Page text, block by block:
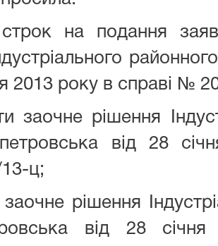
на подання
2013 року в справі №
заочне рішення
від 28
ц;
заочне рішення
від 28